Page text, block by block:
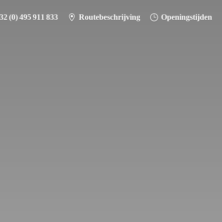
(0) 495 911 833 Routebeschrijving Openingstijden